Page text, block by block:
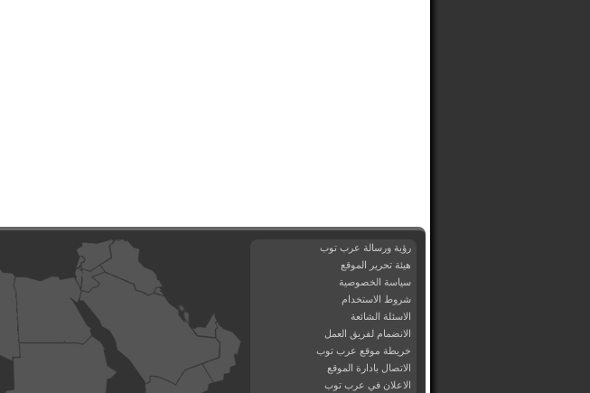
رؤية ورسالة عرب توب
هيئة تحرير الموقع
سياسة الخصوصية
شروط الاستخدام
الاسئلة الشائعة
الانضمام لفريق العمل
خريطة موقع عرب توب
الاتصال بادارة الموقع
الاعلان في عرب توب